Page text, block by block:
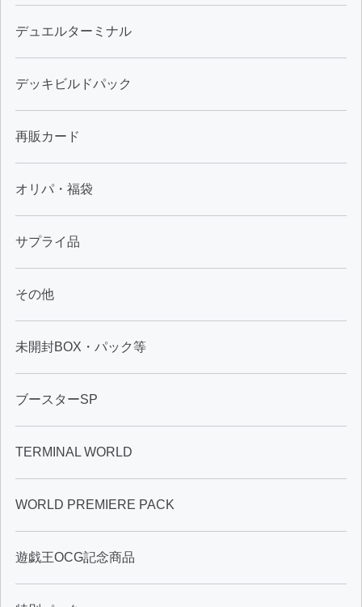
デュエルターミナル
デッキビルドパック
再販カード
オリパ・福袋
サプライ品
その他
未開封BOX・パック等
ブースターSP
TERMINAL WORLD
WORLD PREMIERE PACK
遊戯王OCG記念商品